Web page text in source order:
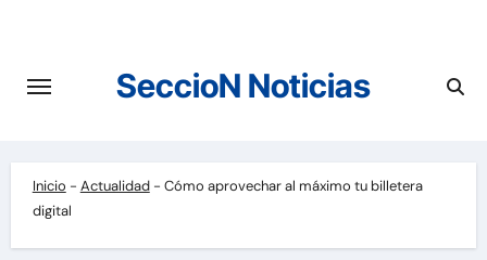
contenido
SeccioN Noticias
Inicio - Actualidad- Cómo aprovechar al máximo tu billetera
digital